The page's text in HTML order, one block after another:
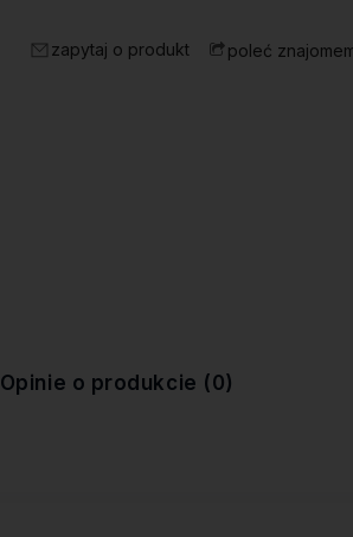
zapytaj o produkt poleć
Opinie o produkcie (0)